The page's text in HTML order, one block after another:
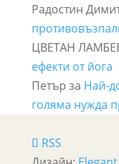
Радостин
ЦВЕТАН
ефекти от йога
Петър за Най-
голяма нужда
RSS